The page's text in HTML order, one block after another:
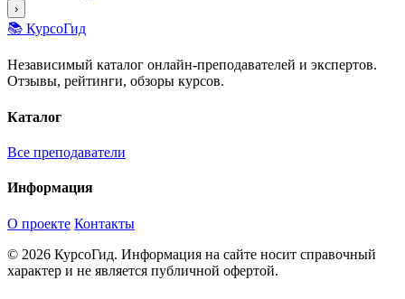
›
📚 КурсоГид
Независимый каталог онлайн-преподавателей и экспертов.
Отзывы, рейтинги, обзоры курсов.
Каталог
Все преподаватели
Информация
О проекте Контакты
© 2026 КурсоГид. Информация на сайте носит справочный
характер и не является публичной офертой.